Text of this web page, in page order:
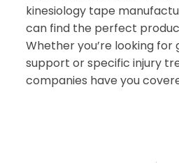
kinesiology tape
can find the perfect
Whether you’re looking
support or specific injury
companies have you